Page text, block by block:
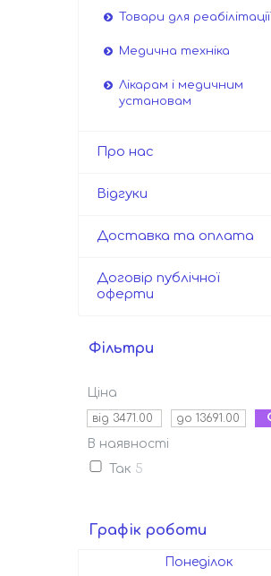
Товари для реабілітації
Медична техніка
Лікарам і медичним
установам
Про нас
Відгуки
Доставка та оплата
Договір публічної
оферти
Фільтри
Ціна
В наявності
Так 5
Графік роботи
Понеділок